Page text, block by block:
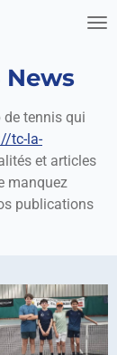
News
tennis qui
tc-la-
et articles
manquez
publications